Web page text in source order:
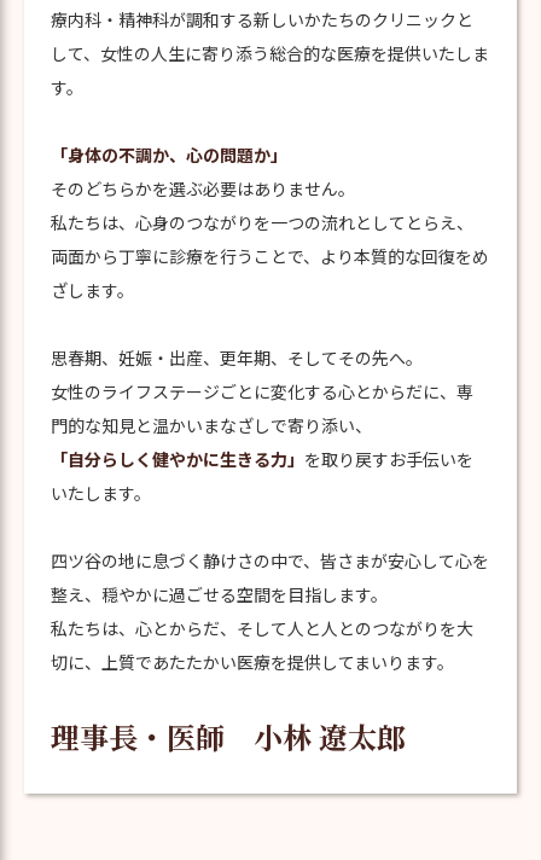
療内科・精神科が調和する新しいかたちのクリニックと
して、女性の人生に寄り添う総合的な医療を提供いたしま
す。
「身体の不調か、心の問題か」
そのどちらかを選ぶ必要はありません。
私たちは、心身のつながりを一つの流れとしてとらえ、
両面から丁寧に診療を行うことで、より本質的な回復をめ
ざします。
思春期、妊娠・出産、更年期、そしてその先へ。
女性のライフステージごとに変化する心とからだに、専
門的な知見と温かいまなざしで寄り添い、
「自分らしく健やかに生きる力」 を取り戻すお手伝いを
いたします。
四ツ谷の地に息づく静けさの中で、皆さまが安心して心を
整え、穏やかに過ごせる空間を目指します。
私たちは、心とからだ、そして人と人とのつながりを大
切に、上質であたたかい医療を提供してまいります。
理事長・医師 小林 遼太郎